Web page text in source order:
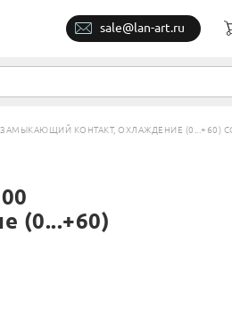
sale@lan-art.ru
ЗАМЫКАЮЩИЙ КОНТАКТ, ОХЛАЖДЕНИЕ (0...+60)
(0...+60)